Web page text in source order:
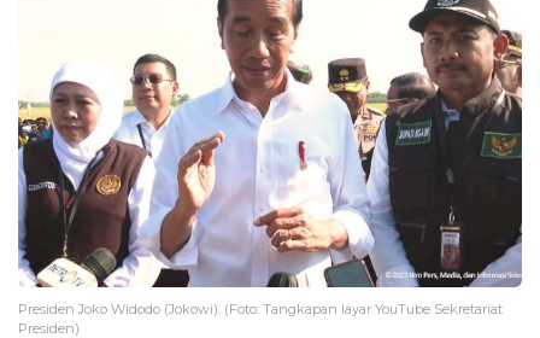
Presiden Joko Widodo (Jokowi). (Foto: Tangkapan layar YouTube Sekretariat
Presiden)